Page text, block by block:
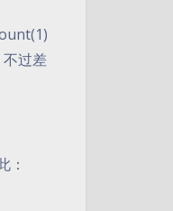
过差
：